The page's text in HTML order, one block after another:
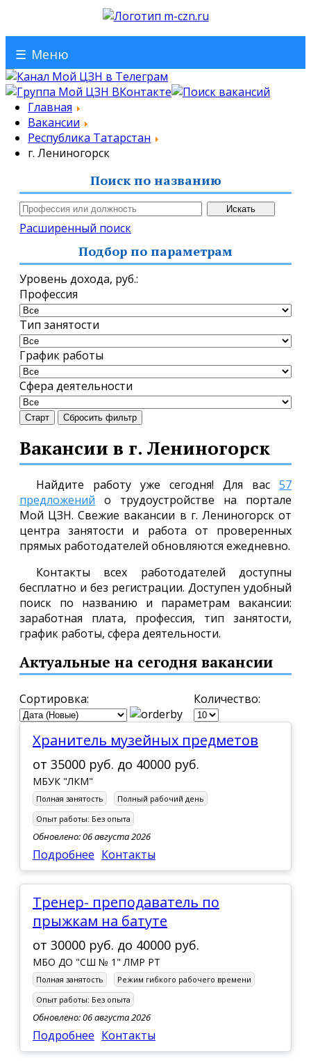
☰ Меню
Главная
Вакансии
Республика Татарстан
г. Лениногорск
Поиск по названию
Расширенный поиск
Подбор по параметрам
Уровень дохода, руб.:
Профессия
Тип занятости
График работы
Сфера деятельности
Старт Сбросить фильтр
Вакансии в г. Лениногорск
Найдите работу уже сегодня! Для вас 57
предложений о трудоустройстве на портале
Мой ЦЗН. Свежие вакансии в г. Лениногорск от
центра занятости и работа от проверенных
прямых работодателей обновляются ежедневно.
Контакты всех работодателей доступны
бесплатно и без регистрации. Доступен удобный
поиск по названию и параметрам вакансии:
заработная плата, профессия, тип занятости,
график работы, сфера деятельности.
Актуальные на сегодня вакансии
Сортировка: Количество:
хранитель музейных предметов
от 35000 руб. до 40000 руб.
МБУК "ЛКМ"
Полная занятость
Полный рабочий день
Опыт работы: Без опыта
Обновлено: 06 августа 2026
Подробнее Контакты
Тренер- преподаватель по
прыжкам на батуте
от 30000 руб. до 40000 руб.
МБО ДО "СШ № 1" ЛМР РТ
Полная занятость
Режим гибкого рабочего времени
Опыт работы: Без опыта
Обновлено: 06 августа 2026
Подробнее Контакты